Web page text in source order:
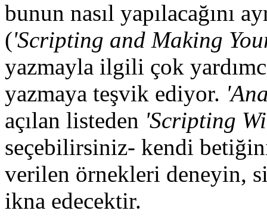
bunun nasıl yapılacağını
('Scripting and Making
yazmayla ilgili çok
yazmaya teşvik ediyor.
açılan listeden 'Scripting
seçebilirsiniz- kendi
verilen örnekleri deneyin,
ikna edecektir.